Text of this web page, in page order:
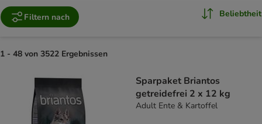
Filtern nach Beliebtheit
1 - 48 von 3522 Ergebnissen
Sparpaket Briantos
getreidefrei 2 x 12 kg
Adult Ente & Kartoffel